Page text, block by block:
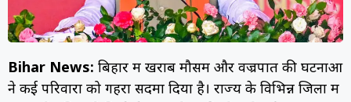
Bihar News: बिहार में खराब मौसम और वज्रपात की घटनाओं
ने कई परिवारों को गहरा सदमा दिया है। राज्य के विभिन्न जिलों में